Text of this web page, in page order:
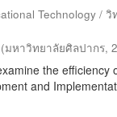
Technology /
(มหาวิทยาลัยศิลปากร,
the efficiency
and